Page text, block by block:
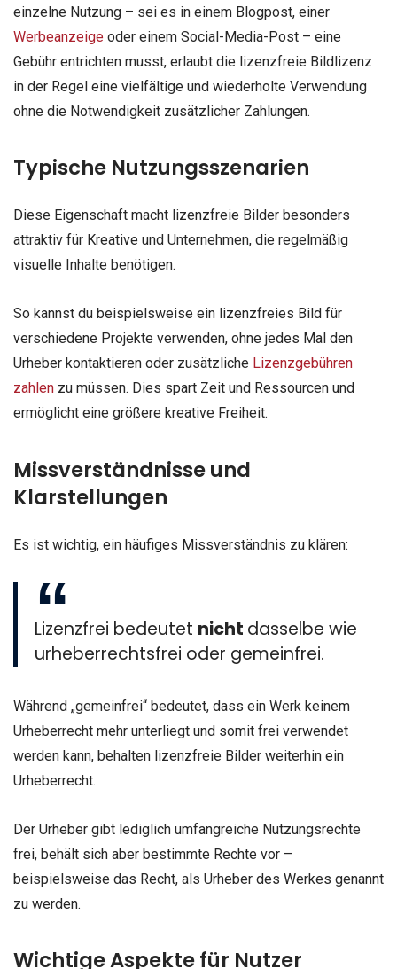
einzelne Nutzung – sei es in einem Blogpost, einer
Werbeanzeige oder einem Social-Media-Post – eine
Gebühr entrichten musst, erlaubt die lizenzfreie Bildlizenz
in der Regel eine vielfältige und wiederholte Verwendung
ohne die Notwendigkeit zusätzlicher Zahlungen.
Typische Nutzungsszenarien
Diese Eigenschaft macht lizenzfreie Bilder besonders
attraktiv für Kreative und Unternehmen, die regelmäßig
visuelle Inhalte benötigen.
So kannst du beispielsweise ein lizenzfreies Bild für
verschiedene Projekte verwenden, ohne jedes Mal den
Urheber kontaktieren oder zusätzliche Lizenzgebühren
zahlen zu müssen. Dies spart Zeit und Ressourcen und
ermöglicht eine größere kreative Freiheit.
Missverständnisse und
Klarstellungen
Es ist wichtig, ein häufiges Missverständnis zu klären:
Lizenzfrei bedeutet nicht dasselbe wie
urheberrechtsfrei oder gemeinfrei.
Während „gemeinfrei“ bedeutet, dass ein Werk keinem
Urheberrecht mehr unterliegt und somit frei verwendet
werden kann, behalten lizenzfreie Bilder weiterhin ein
Urheberrecht.
Der Urheber gibt lediglich umfangreiche Nutzungsrechte
frei, behält sich aber bestimmte Rechte vor –
beispielsweise das Recht, als Urheber des Werkes genannt
zu werden.
Wichtige Aspekte für Nutzer